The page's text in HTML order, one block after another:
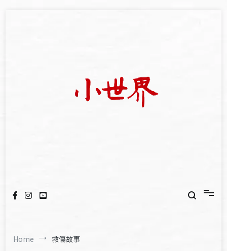
Home 救傷故事